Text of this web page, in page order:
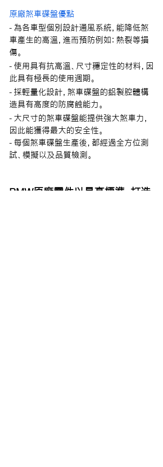
原廠煞車碟盤優點
- 為各車型個別設計通風系統，能降低煞
車產生的高溫，進而預防例如：熱裂等損
傷。
- 使用具有抗高溫、尺寸穩定性的材料，因
此具有極長的使用週期。
- 採輕量化設計，煞車碟盤的鋁製腔體構
造具有高度的防腐蝕能力。
- 大尺寸的煞車碟盤能提供強大煞車力，
因此能獲得最大的安全性。
- 每個煞車碟盤生產後，都經過全方位測
試、模擬以及品質檢測。
BMW原廠零件以最高標準，打造